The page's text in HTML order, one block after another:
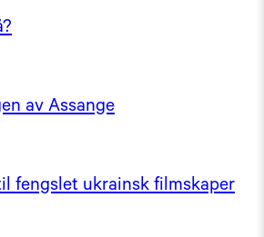
av Assange
fengslet ukrainsk filmskaper